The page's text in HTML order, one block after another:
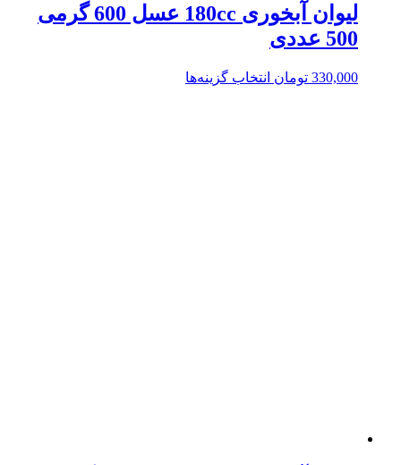
لیوان آبخوری 180cc عسل 600 گرمی
500 عددی
330,000 تومان انتخاب گزینه‌ها